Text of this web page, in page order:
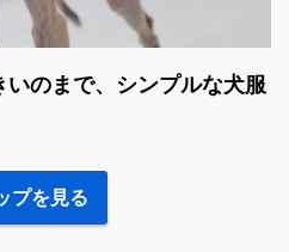
のまで、シンプルな犬服
プを見る